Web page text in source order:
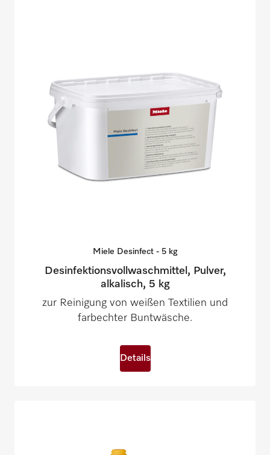
Miele Desinfect - 5 kg
Desinfektionsvollwaschmittel, Pulver,
alkalisch, 5 kg
zur Reinigung von weißen Textilien und
farbechter Buntwäsche.
Details